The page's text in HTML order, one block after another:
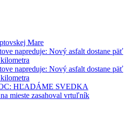
Mare
napreduje: Nový asfalt dostane päť
napreduje: Nový asfalt dostane päť
HĽADÁME SVEDKA
mieste zasahoval vrtuľník